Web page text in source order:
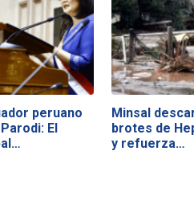
peruano
El
Minsal
brotes de
y refuerza…